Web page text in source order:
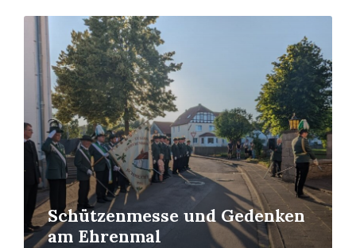
Schützenmesse und Gedenken
am Ehrenmal
Mehr
erfahren